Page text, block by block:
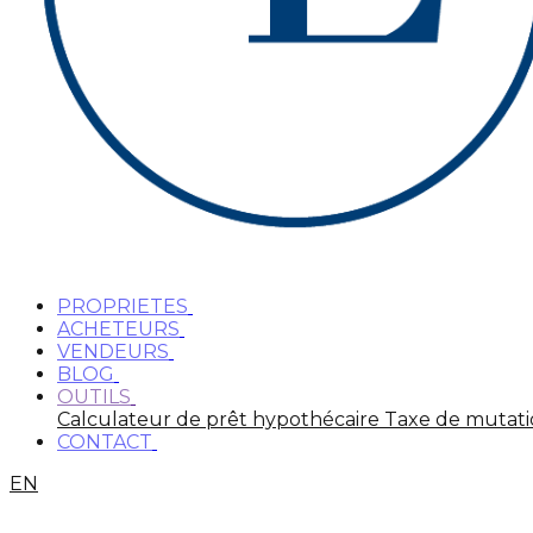
PROPRIETES
ACHETEURS
VENDEURS
BLOG
OUTILS
Calculateur de prêt hypothécaire Taxe de
CONTACT
EN